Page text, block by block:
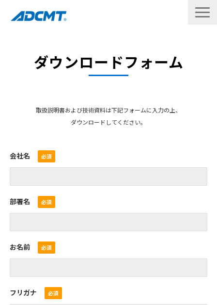
修理・校正
ダウンロードフォーム
取扱説明書および技術資料は下記フォームに入力の上、
ダウンロードしてください。
会社名
部署名
お名前
フリガナ